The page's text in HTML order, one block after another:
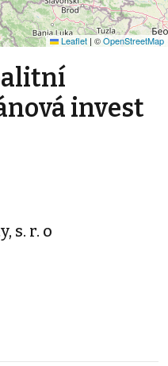
Leaflet | ©OpenStreetMap
invest
s. r. o